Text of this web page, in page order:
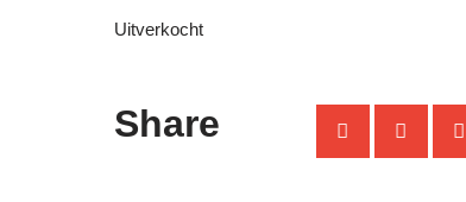
Uitverkocht
Share